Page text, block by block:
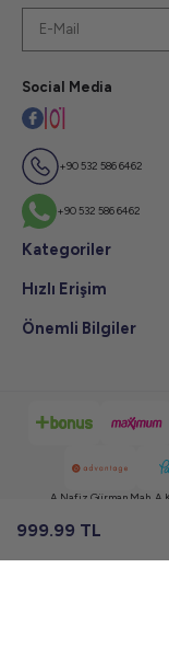
999.99 TL
Social Media
+90 532 586 6462
+90 532 586 6462
Kategoriler
Hızlı Erişim
Önemli Bilgiler
A.Nafiz Gürman Mah.